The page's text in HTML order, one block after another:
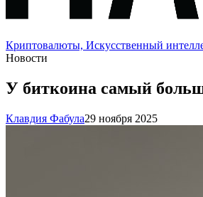
Криптовалюты, Искусственный
Новости
У биткоина самый
Клавдия Фабула29 ноября 2025